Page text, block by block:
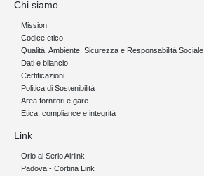
Chi siamo
Mission
Codice etico
Qualità, Ambiente, Sicurezza e Responsabilità Sociale
Dati e bilancio
Certificazioni
Politica di Sostenibilità
Area fornitori e gare
Etica, compliance e integrità
Link
Orio al Serio Airlink
Padova - Cortina Link